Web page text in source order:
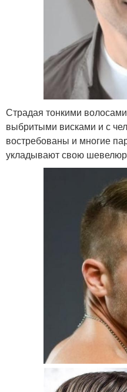
Страдая тонкими
выбритыми висками и с
востребованы и многие
укладывают свою